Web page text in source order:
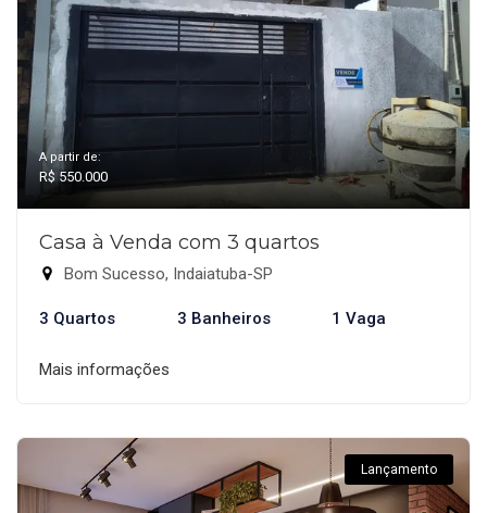
A partir de:
R$ 550.000
Casa à Venda com 3 quartos
Bom Sucesso, Indaiatuba-SP
3 Quartos 3 Banheiros 1 Vaga
Mais informações
Lançamento